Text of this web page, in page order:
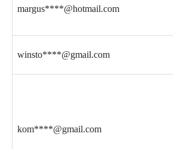
margus****@hotmail.com
winsto****@gmail.com
kom****@gmail.com